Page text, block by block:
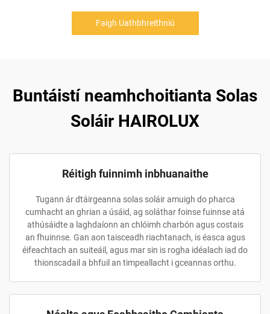
Faigh Uathbhreithniú
Buntáistí neamhchoitianta Solas
Soláir HAIROLUX
Réitigh fuinnimh inbhuanaithe
Tugann ár dtáirgeanna solas soláir amuigh do pharca
cumhacht an ghrian a úsáid, ag soláthar foinse fuinnse atá
athúsáidte a laghdaíonn an chlóimh charbón agus costais
an fhuinnse. Gan aon taisceadh riachtanach, is éasca agus
éifeachtach an suiteáil, agus mar sin is rogha idéalach iad do
thionscadail a bhfuil an timpeallacht i gceannas orthu.